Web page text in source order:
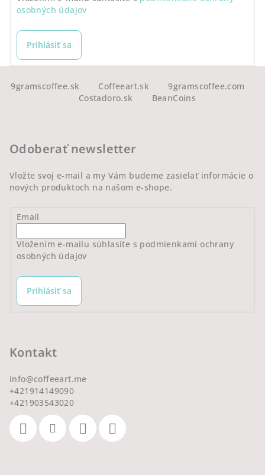
osobných údajov
Prihlásiť sa
9gramscoffee.sk Coffeeart.sk
9gramscoffee.com
Costadoro.sk
BeanCoins
Odoberať newsletter
Vložte svoj e-mail a my Vám budeme zasielať informácie o
nových produktoch na našom e-shope.
Email
Vložením e-mailu súhlasíte s podmienkami ochrany
osobných údajov
Prihlásiť sa
Kontakt
info@coffeeart.me
+421914149090
+421903543020